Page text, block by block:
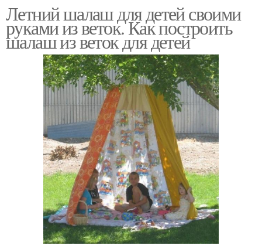
Летний шалаш для детей своими
руками из веток. Как построить
шалаш из веток для детей